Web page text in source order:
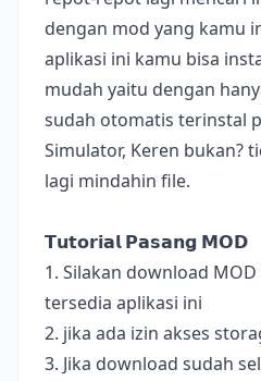
dengan mod yang kamu
aplikasi ini kamu bisa
mudah yaitu dengan
sudah otomatis terinstal
Simulator, Keren bukan?
lagi mindahin file.
𝗧𝘂𝘁𝗼𝗿𝗶𝗮𝗹 𝗣𝗮𝘀𝗮𝗻𝗴 𝗠𝗢𝗗
1. Silakan download MOD
tersedia aplikasi ini
2. jika ada izin akses
3. Jika download sudah